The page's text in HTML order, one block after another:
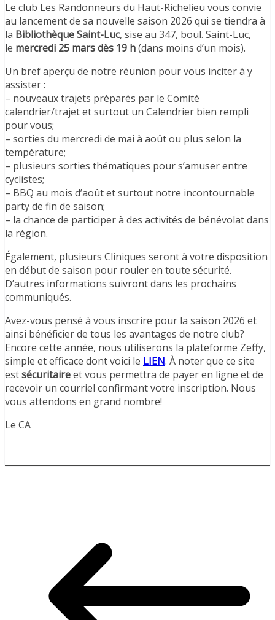
Le club Les Randonneurs du Haut-Richelieu vous convie
au lancement de sa nouvelle saison 2026 qui se tiendra à
la Bibliothèque Saint-Luc, sise au 347, boul. Saint-Luc,
le mercredi 25 mars dès 19 h(dans moins d’un mois).
Un bref aperçu de notre réunion pour vous inciter à y
assister :
– nouveaux trajets préparés par le Comité
calendrier/trajet et surtout un Calendrier bien rempli
pour vous;
– sorties du mercredi de mai à août ou plus selon la
température;
– plusieurs sorties thématiques pour s’amuser entre
cyclistes;
– BBQ au mois d’août et surtout notre incontournable
party de fin de saison;
– la chance de participer à des activités de bénévolat dans
la région.
Également, plusieurs Cliniques seront à votre disposition
en début de saison pour rouler en toute sécurité.
D’autres informations suivront dans les prochains
communiqués.
Avez-vous pensé à vous inscrire pour la saison 2026 et
ainsi bénéficier de tous les avantages de notre club?
Encore cette année, nous utiliserons la plateforme Zeffy,
simple et efficace dont voici le LIEN. À noter que ce site
estsécuritaireet vous permettra de payer en ligne et de
recevoir un courriel confirmant votre inscription. Nous
vous attendons en grand nombre!
Le CA